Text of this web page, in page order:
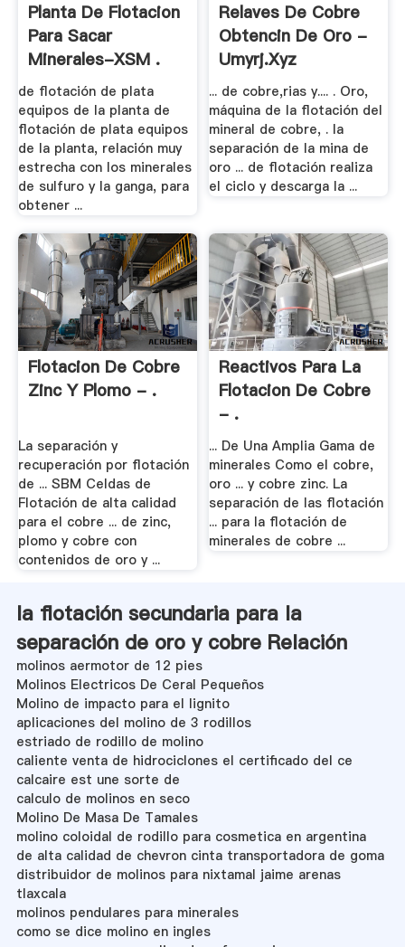
Planta De Flotacion
Para Sacar
Minerales-XSM .
de flotación de plata
equipos de la planta de
flotación de plata equipos
de la planta, relación muy
estrecha con los minerales
de sulfuro y la ganga, para
obtener ...
Relaves De Cobre
Obtencin De Oro -
Umyrj.xyz
... de cobre,rias y.... . Oro,
máquina de la flotación del
mineral de cobre, . la
separación de la mina de
oro ... de flotación realiza
el ciclo y descarga la ...
Flotacion De Cobre
Zinc Y Plomo - .
La separación y
recuperación por flotación
de ... SBM Celdas de
Flotación de alta calidad
para el cobre ... de zinc,
plomo y cobre con
contenidos de oro y ...
Reactivos Para La
Flotacion De Cobre
- .
... De Una Amplia Gama de
minerales Como el cobre,
oro ... y cobre zinc. La
separación de las flotación
... para la flotación de
minerales de cobre ...
la flotación secundaria para la
separación de oro y cobre Relación
molinos aermotor de 12 pies
Molinos Electricos De Ceral Pequeños
Molino de impacto para el lignito
aplicaciones del molino de 3 rodillos
estriado de rodillo de molino
caliente venta de hidrociclones el certificado del ce
calcaire est une sorte de
calculo de molinos en seco
Molino De Masa De Tamales
molino coloidal de rodillo para cosmetica en argentina
de alta calidad de chevron cinta transportadora de goma
distribuidor de molinos para nixtamal jaime arenas
tlaxcala
molinos pendulares para minerales
como se dice molino en ingles